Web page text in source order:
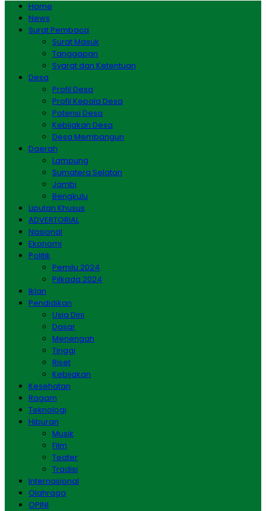
Home
News
Surat Pembaca
Surat Masuk
Tanggapan
Syarat dan Ketentuan
Desa
Profil Desa
Profil Kepala Desa
Potensi Desa
Kebijakan Desa
Desa Membangun
Daerah
Lampung
Sumatera Selatan
Jambi
Bengkulu
Liputan Khusus
ADVERTORIAL
Nasional
Ekonomi
Politik
Pemilu 2024
Pilkada 2024
Iklan
Pendidikan
Usia Dini
Dasar
Menengah
Tinggi
Riset
Kebijakan
Kesehatan
Ragam
Teknologi
Hiburan
Musik
Film
Teater
Tradisi
Internasional
Olahraga
OPINI